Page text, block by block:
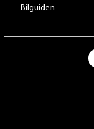
Bilguiden